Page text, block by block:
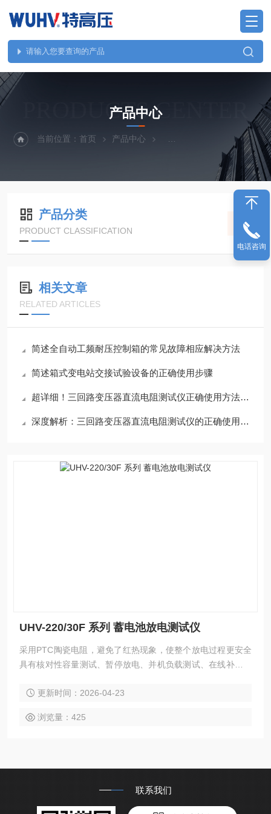
PRODUCTS CENTER
产品中心
当前位置：首页 产品中心 直流系统、无功补偿、电池
产品分类
PRODUCT CLASSIFICATION
相关文章
RELATED ARTICLES
简述全自动工频耐压控制箱的常见故障相应解决方法
简述箱式变电站交接试验设备的正确使用步骤
超详细！三回路变压器直流电阻测试仪正确使用方法大公开
深度解析：三回路变压器直流电阻测试仪的正确使用方法全攻略
UHV-220/30F 系列 蓄电池放电测试仪
采用PTC陶瓷电阻，避免了红热现象，使整个放电过程更安全
具有核对性容量测试、暂停放电、并机负载测试、在线补偿式
显示 更新时间：2026-04-23
浏览量：425
联系我们
电话咨询